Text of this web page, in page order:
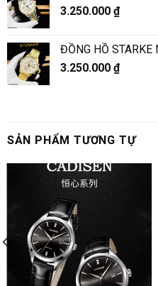
3.250.000 ₫
ĐỒNG HỒ
3.250.000 ₫
SẢN PHẨM TƯƠNG TỰ